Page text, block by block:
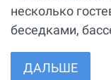
несколько
беседками,
ДАЛЬШЕ